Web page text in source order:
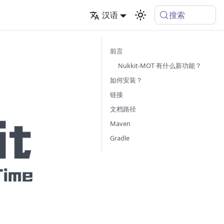
汉语 搜索
前言
Nukkit-MOT 有什么新功能？
如何安装？
链接
文档路径
Maven
Gradle